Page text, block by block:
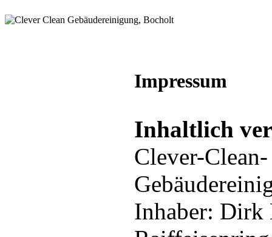
Impressum
Inhaltlich
Clever-Clean-
Inhaber: Dirk